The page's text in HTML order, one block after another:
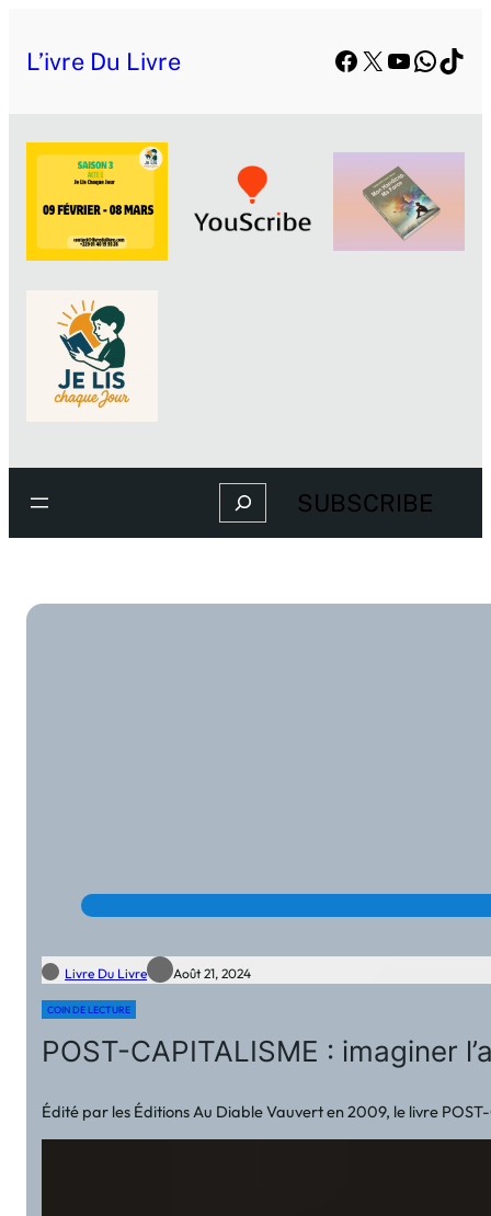
L’ivre Du Livre Facebook
X YouTube
Search SUBSCRIBE
Livre Du Livre Août 21, 2024
COIN DE LECTURE
POST-CAPITALISME : imaginer
Édité par les Éditions Au Diable Vauvert en 2009, le livre